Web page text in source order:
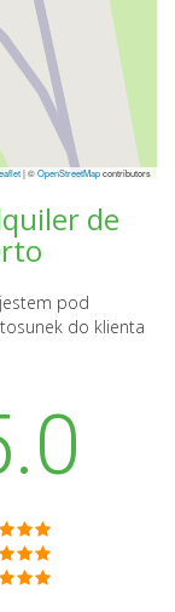
|©OpenStreetMapcontributors
de
pod
do klienta